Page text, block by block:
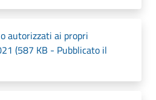
autorizzati ai propri
(587 KB - Pubblicato il